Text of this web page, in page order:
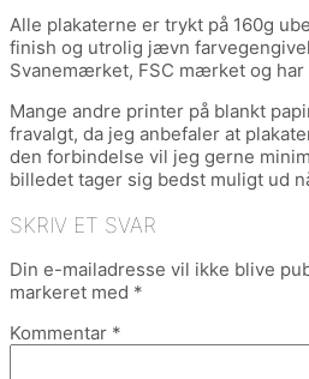
Alle plakaterne er trykt på 160g
finish og utrolig jævn
Svanemærket, FSC mærket og har
Mange andre printer på blankt
fravalgt, da jeg anbefaler at
den forbindelse vil jeg gerne
billedet tager sig bedst muligt ud
SKRIV ET SVAR
Din e-mailadresse vil ikke blive
markeret med *
Kommentar *